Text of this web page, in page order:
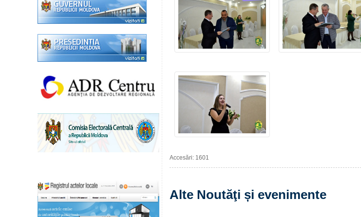
Accesări: 1601
Alte Noutăţi și evenimente